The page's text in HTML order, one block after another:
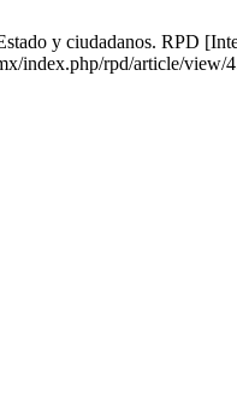
y ciudadanos. RPD
index.php/rpd/article/view/